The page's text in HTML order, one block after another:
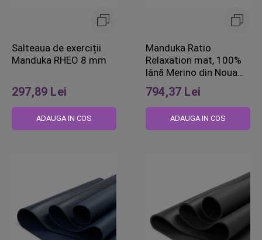
Salteaua de exerciții
Manduka RHEO 8 mm
297,89 Lei
ADAUGA IN COS
Manduka Ratio
Relaxation mat, 100%
lână Merino din Noua
Zeelandă
794,37 Lei
ADAUGA IN COS